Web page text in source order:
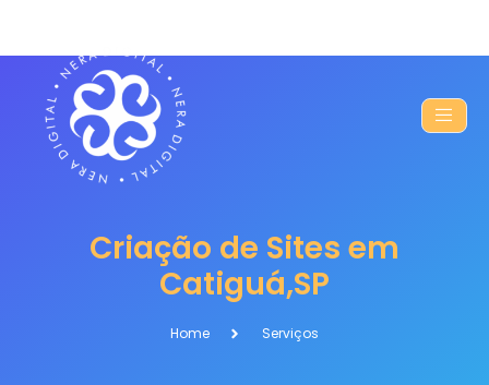
Criação de Sites em
Catiguá,SP
Home Serviços